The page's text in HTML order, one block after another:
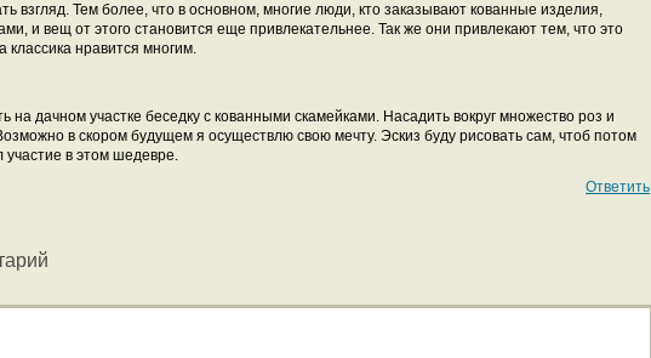
взгляд. Тем более, что в основном, многие люди, кто заказывают кованные изделия,
и вещ от этого становится еще привлекательнее. Так же они привлекают тем, что это
классика нравится многим.
на дачном участке беседку с кованными скамейками. Насадить вокруг множество роз и
в скором будущем я осуществлю свою мечту. Эскиз буду рисовать сам, чтоб потом
участие в этом шедевре.
Ответить